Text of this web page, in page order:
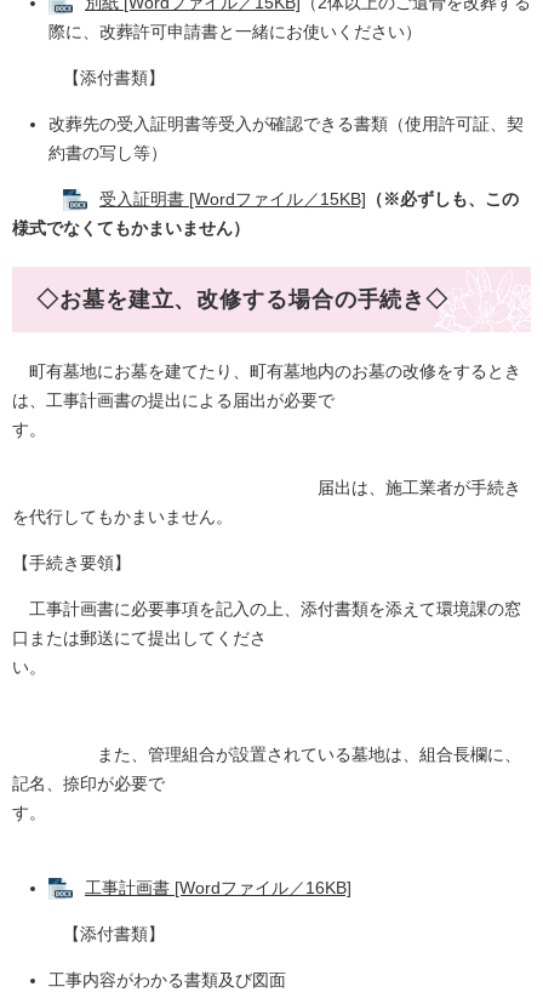
際に、改葬許可申請書と一緒にお使いください）​
【添付書類】
改葬先の受入証明書等受入が確認できる書類（使用許可証、契
約書の写し等）
受入証明書 [Wordファイル／15KB] （※必ずしも、この
様式でなくてもかまいません）​
◇お墓を建立、改修する場合の手続き◇
町有墓地にお墓を建てたり、町有墓地内のお墓の改修をするとき
は、工事計画書の提出による届出が必要で
す。
届出は、施工業者が手続き
を代行してもかまいません。
【手続き要領】
工事計画書に必要事項を記入の上、添付書類を添えて環境課の窓
口または郵送にて提出してくださ
い。
また、管理組合が設置されている墓地は、組合長欄に、
記名、捺印が必要で
す。
工事計画書 [Wordファイル／16KB]
【添付書類】
工事内容がわかる書類及び図面